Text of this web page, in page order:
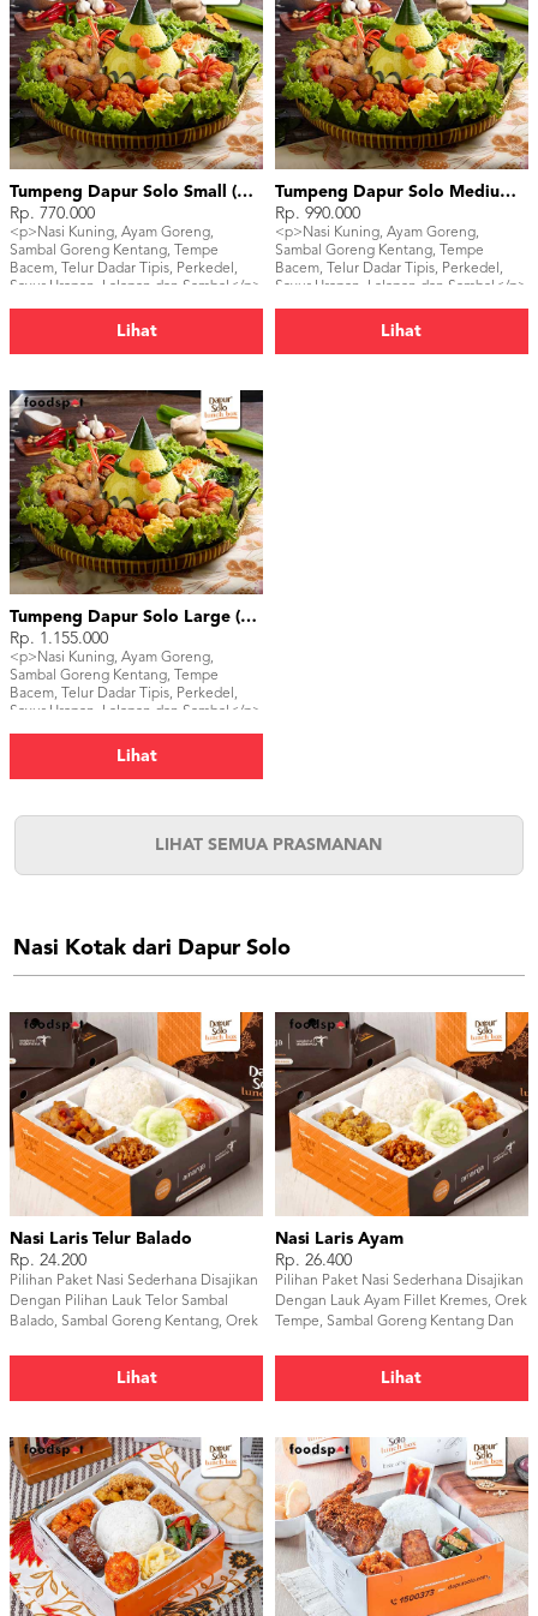
Tumpeng Dapur Solo Small (15 pax)
Rp. 770.000
<p>Nasi Kuning, Ayam Goreng,
Sambal Goreng Kentang, Tempe
Bacem, Telur Dadar Tipis, Perkedel,
Sayur Urapan, Lalapan dan Sambal</p>
Lihat
Tumpeng Dapur Solo Medium (25 pax)
Rp. 990.000
<p>Nasi Kuning, Ayam Goreng,
Sambal Goreng Kentang, Tempe
Bacem, Telur Dadar Tipis, Perkedel,
Sayur Urapan, Lalapan dan Sambal</p>
Lihat
Tumpeng Dapur Solo Large (30 pax)
Rp. 1.155.000
<p>Nasi Kuning, Ayam Goreng,
Sambal Goreng Kentang, Tempe
Bacem, Telur Dadar Tipis, Perkedel,
Sayur Urapan, Lalapan dan Sambal</p>
Lihat
LIHAT SEMUA PRASMANAN
Nasi Kotak dari Dapur Solo
Nasi Laris Telur Balado
Rp. 24.200
Pilihan Paket Nasi Sederhana Disajikan
Dengan Pilihan Lauk Telor Sambal
Balado, Sambal Goreng Kentang, Orek
Lihat
Nasi Laris Ayam
Rp. 26.400
Pilihan Paket Nasi Sederhana Disajikan
Dengan Lauk Ayam Fillet Kremes, Orek
Tempe, Sambal Goreng Kentang Dan
Lihat